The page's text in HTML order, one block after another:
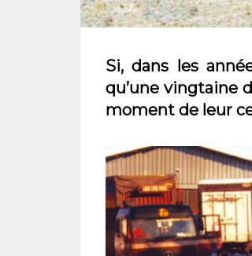
Si, dans les
qu’une vingtaine
moment de leur